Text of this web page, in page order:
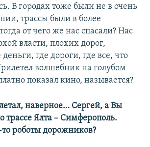
В городах тоже были не в очень
трассы были в более
от чего же нас спасали? Нас
власти, плохих дорог,
где дороги, где все, что
волшебник на голубом
показал кино, называется?
наверное… Сергей, а Вы
трассе Ялта – Симферополь.
роботы дорожников?